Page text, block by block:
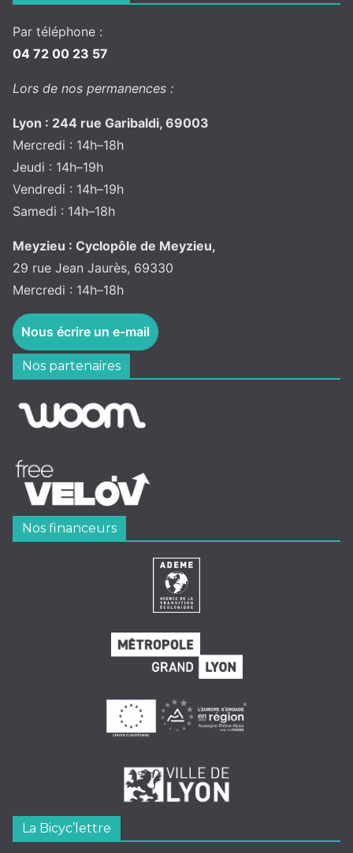
Par téléphone :
04 72 00 23 57
Lors de nos permanences :
Lyon : 244 rue Garibaldi, 69003
Mercredi : 14h–18h
Jeudi : 14h–19h
Vendredi : 14h–19h
Samedi : 14h–18h
Meyzieu : Cyclopôle de Meyzieu,
29 rue Jean Jaurès, 69330
Mercredi : 14h–18h
Nous écrire un e-mail
Nos partenaires
Nos financeurs
La Bicyc’lettre